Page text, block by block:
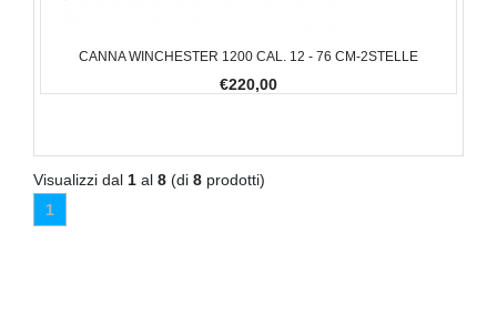
CANNA WINCHESTER 1200 CAL. 12 - 76 CM-2STELLE
€220,00
Visualizzi dal 1 al 8 (di 8 prodotti)
1